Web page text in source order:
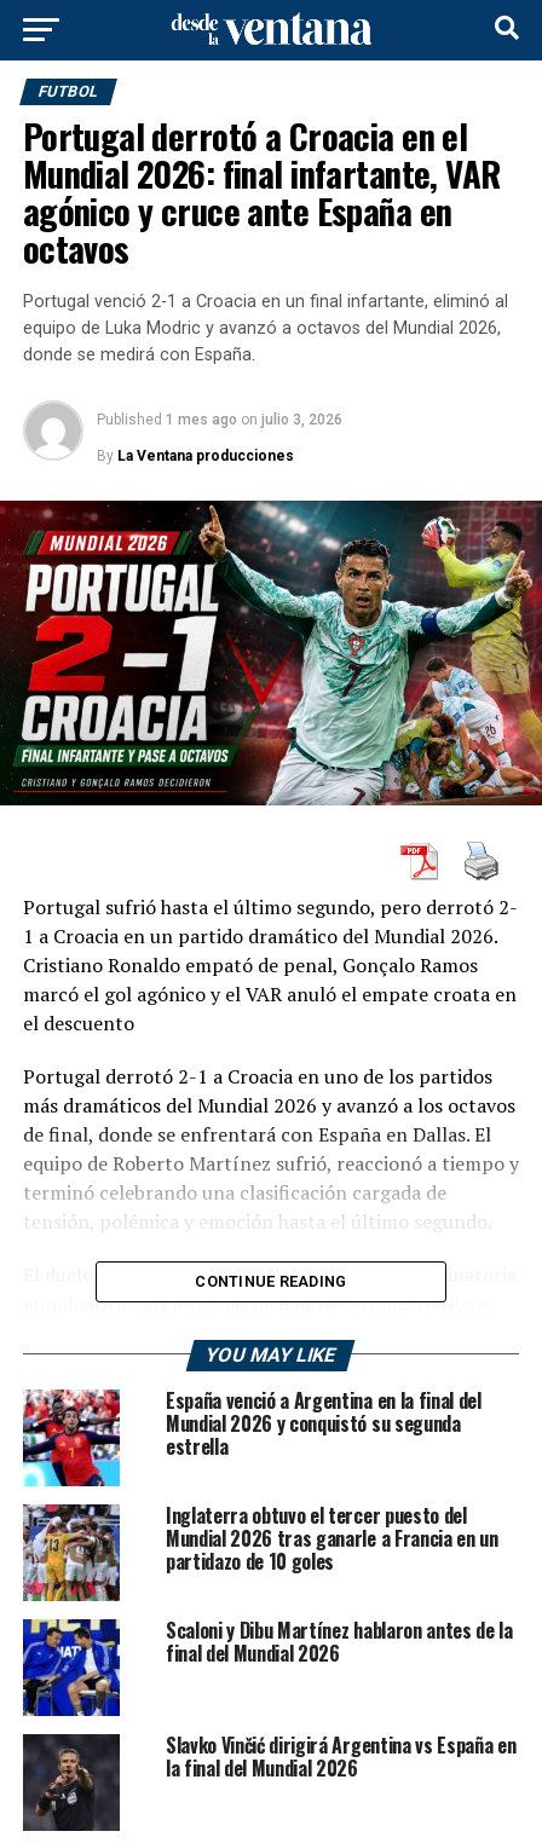
FUTBOL
Portugal derrotó a Croacia en el
Mundial 2026: final infartante, VAR
agónico y cruce ante España en
octavos
Portugal venció 2-1 a Croacia en un final infartante, eliminó al
equipo de Luka Modric y avanzó a octavos del Mundial 2026,
donde se medirá con España.
Published 1 mes ago on julio 3, 2026
By La Ventana producciones
Portugal sufrió hasta el último segundo, pero derrotó 2-
1 a Croacia en un partido dramático del Mundial 2026.
Cristiano Ronaldo empató de penal, Gonçalo Ramos
marcó el gol agónico y el VAR anuló el empate croata en
el descuento
Portugal derrotó 2-1 a Croacia en uno de los partidos
más dramáticos del Mundial 2026 y avanzó a los octavos
de final, donde se enfrentará con España en Dallas. El
equipo de Roberto Martínez sufrió, reaccionó a tiempo y
terminó celebrando una clasificación cargada de
tensión, polémica y emoción hasta el último segundo.
El duelo tuvo todos los condimentos de una eliminatoria
mundialista: dos leyendas de más de 40 años frente a
que golpeó primero; un penal convertido por CR7; un
cabezazo decisivo de Gonçalo Ramos en el descuento; y
un empate de Croacia anulado por el VAR a los 90+13
minutos, cuando el conjunto balcánico ya celebraba una
igualdad que finalmente no fue.
Ivan Perisic abrió el marcador a los 53 minutos para
Croacia, Cristiano Ronaldo igualó de penal a los 66 y
Gonçalo Ramos, tras un gran centro de Rafael Leao,
sentenció el 2-1 en tiempo agregado. El cierre fue de
película: Josko Gvardiol marcó lo que parecía el 2-2,
pero la revisión tecnológica detectó fuera de juego tras
un leve toque de Igor Matanovic en la jugada previa.
Portugal sobrevivió a Croacia y
sigue vivo en el Mundial 2026
CONTINUE READING
YOU MAY LIKE
España venció a Argentina en la final del
Mundial 2026 y conquistó su segunda
estrella
Inglaterra obtuvo el tercer puesto del
Mundial 2026 tras ganarle a Francia en un
partidazo de 10 goles
Scaloni y Dibu Martínez hablaron antes de la
final del Mundial 2026
Slavko Vinčić dirigirá Argentina vs España en
la final del Mundial 2026